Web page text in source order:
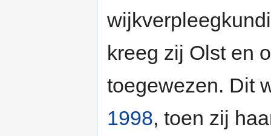
kreeg zij Olst en
toegewezen. Dit
1998, toen zij